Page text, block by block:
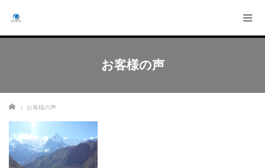
お客様の声
ホーム お客様の声